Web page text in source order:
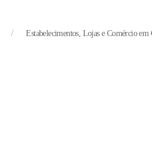
Estabelecimentos, Lojas e Comércio em